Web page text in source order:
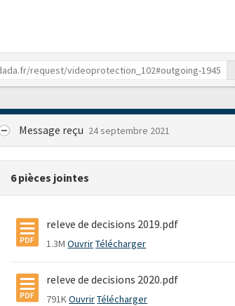
Message reçu 24 septembre 2021
6 pièces jointes
releve de decisions 2019.pdf
1.3MOuvrirTélécharger
releve de decisions 2020.pdf
791KOuvrirTélécharger